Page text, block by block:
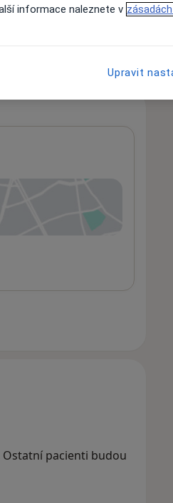
dispozici
svých službách.
Ostatní pacienti budou
informace naleznete v
Upravit